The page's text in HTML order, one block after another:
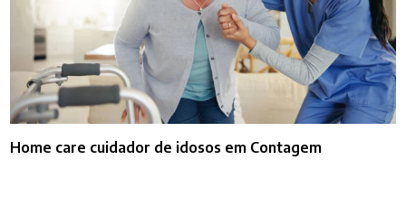
Home care cuidador de idosos em Contagem